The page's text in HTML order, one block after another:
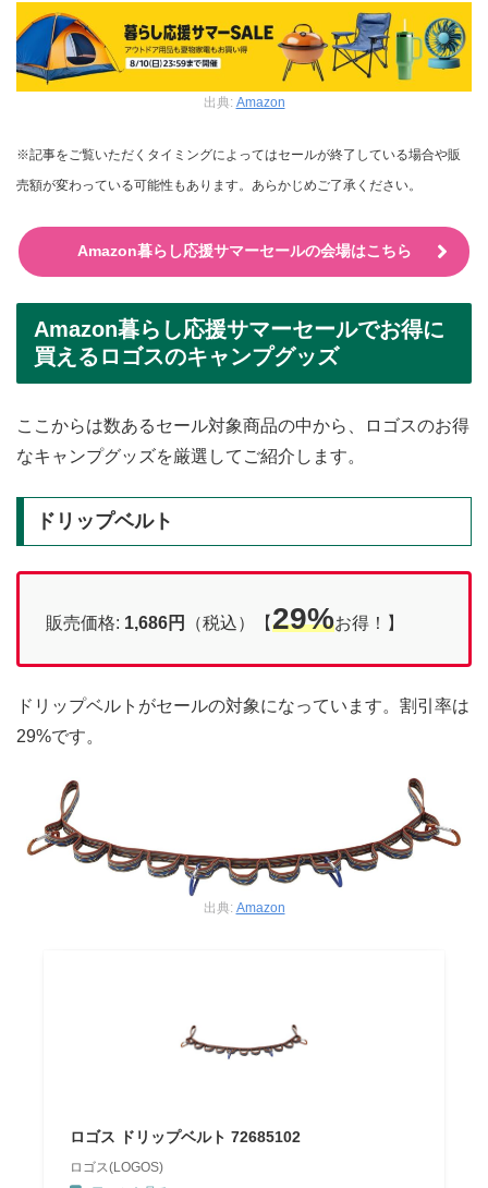
出典: Amazon
※記事をご覧いただくタイミングによってはセールが終了している場合や販
売額が変わっている可能性もあります。あらかじめご了承ください。
Amazon暮らし応援サマーセールの会場はこちら
Amazon暮らし応援サマーセールでお得に
買えるロゴスのキャンプグッズ
ここからは数あるセール対象商品の中から、ロゴスのお得
なキャンプグッズを厳選してご紹介します。
ドリップベルト
販売価格: 1,686円 （税込）【29%お得！】
ドリップベルトがセールの対象になっています。割引率は
29%です。
出典: Amazon
ロゴス ドリップベルト 72685102
ロゴス(LOGOS)